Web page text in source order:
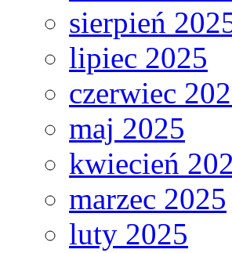
sierpień
lipiec 2025
czerwiec
maj 2025
kwiecień
marzec 2025
luty 2025